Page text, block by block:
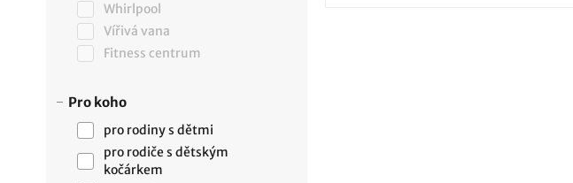
Whirlpool
Vířivá vana
Fitness centrum
Pro koho
pro rodiny s dětmi
pro rodiče s dětským
kočárkem